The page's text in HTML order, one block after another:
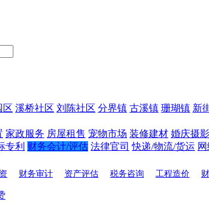
区 溪桥社区 刘陈社区 分界镇 古溪镇 珊瑚镇 新
家政服务 房屋租售 宠物市场 装修建材 婚庆摄影
专利 财务会计/评估 法律官司 快递/物流/货运
财务审计 资产评估 税务咨询 工程造价